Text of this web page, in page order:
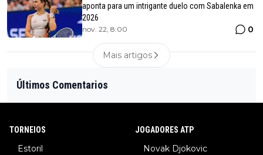
aponta para um intrigante duelo com Sabalenka em
2026
nov. 22, 8:00 0
Mais artigos
Últimos Comentarios
TORNEIOS
Estoril
JOGADORES ATP
Novak Djokovic